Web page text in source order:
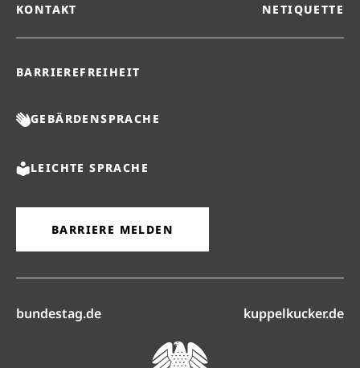
KONTAKT NETIQUETTE
BARRIEREFREIHEIT
GEBÄRDENSPRACHE
LEICHTE SPRACHE
BARRIERE MELDEN
bundestag.de(öffnet in neuem Reiter)kuppelkucker.de